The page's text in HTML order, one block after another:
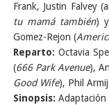
Frank, Justin Falvey
tu mamá también) y
Gomez-Rejon (
Reparto: Octavia
(666 Park Avenue),
Good Wife), Phil
Sinopsis: Adaptación